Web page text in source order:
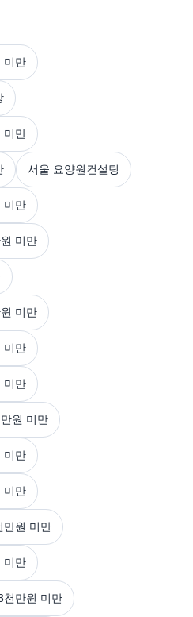
미만
미만
서울 요양원컨설팅
미만
미만
미만
미만
미만
원 미만
미만
미만
만원 미만
미만
천만원 미만